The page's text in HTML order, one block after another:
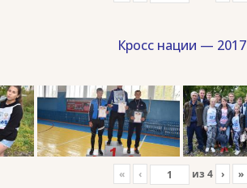
Кросс нации — 2017
« ‹ из 4 › »